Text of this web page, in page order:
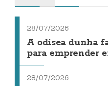
28/07/2026
A odisea dunha
para emprender
28/07/2026